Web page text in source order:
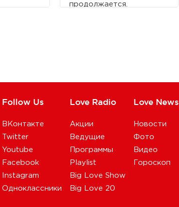
продолжается.
Follow Us
ВКонтакте
Twitter
Youtube
Facebook
Instagram
Одноклассники
Love Radio
Акции
Ведущие
Программы
Playlist
Big Love Show
Big Love 20
Love News
Новости
Фото
Видео
Гороскоп